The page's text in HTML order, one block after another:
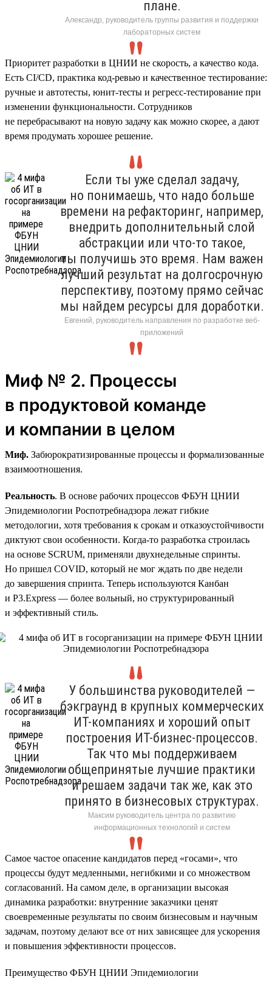
плане.
Александр, руководитель группы развития и поддержки
лабораторных систем
Приоритет разработки в ЦНИИ не скорость, а качество кода.
Есть CI/CD, практика код-ревью и качественное тестирование:
ручные и автотесты, юнит-тесты и регресс-тестирование при
изменении функциональности. Сотрудников
не перебрасывают на новую задачу как можно скорее, а дают
время продумать хорошее решение.
Если ты уже сделал задачу,
но понимаешь, что надо больше
времени на рефакторинг, например,
внедрить дополнительный слой
абстракции или что-то такое,
ты получишь это время. Нам важен
лучший результат на долгосрочную
перспективу, поэтому прямо сейчас
мы найдем ресурсы для доработки.
Евгений, руководитель направления по разработке веб-
приложений
Миф № 2. Процессы
в продуктовой команде
и компании в целом
Миф. Забюрократизированные процессы и формализованные
взаимоотношения.
Реальность. В основе рабочих процессов ФБУН ЦНИИ
Эпидемиологии Роспотребнадзора лежат гибкие
методологии, хотя требования к срокам и отказоустойчивости
диктуют свои особенности. Когда-то разработка строилась
на основе SCRUM, применяли двухнедельные спринты.
Но пришел COVID, который не мог ждать по две недели
до завершения спринта. Теперь используются Канбан
и P3.Express — более вольный, но структурированный
и эффективный стиль.
У большинства руководителей —
бэкграунд в крупных коммерческих
ИТ-компаниях и хороший опыт
построения ИТ-бизнес-процессов.
Так что мы поддерживаем
общепринятые лучшие практики
и решаем задачи так же, как это
принято в бизнесовых структурах.
Максим руководитель центра по развитию
информационных технологий и систем
Самое частое опасение кандидатов перед «госами», что
процессы будут медленными, негибкими и со множеством
согласований. На самом деле, в организации высокая
динамика разработки: внутренние заказчики ценят
своевременные результаты по своим бизнесовым и научным
задачам, поэтому делают все от них зависящее для ускорения
и повышения эффективности процессов.
Преимущество ФБУН ЦНИИ Эпидемиологии